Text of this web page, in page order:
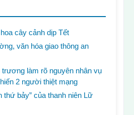
cây cảnh dịp Tết
văn hóa giao thông an
làm rõ nguyên nhân vụ
2 người thiệt mạng
thứ bảy” của thanh niên Lữ